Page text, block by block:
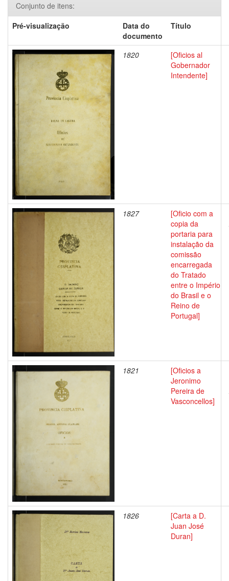
Conjunto de itens:
Pré-visualização
Data do
documento
Título
1820
[Oficios al
Gobernador
Intendente]
1827
[Oficio com a
copia da
portaria para
instalação da
comissão
encarregada
do Tratado
entre o Império
do Brasil e o
Reino de
Portugal]
1821
[Oficios a
Jeronimo
Pereira de
Vasconcellos]
1826
[Carta a D.
Juan José
Duran]